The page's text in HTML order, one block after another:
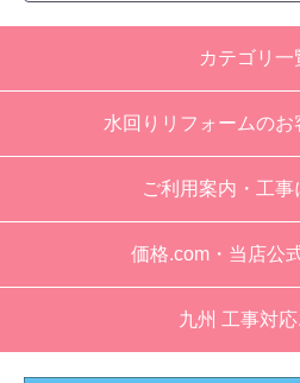
カテゴリ一
水回りリフォームのお
ご利用案内・工事
価格.com・当店公
九州 工事対